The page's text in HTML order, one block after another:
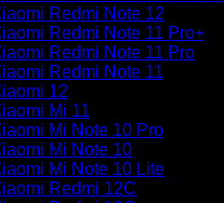
Redmi Note 12
Redmi Note 11 Pro+
Redmi Note 11 Pro
Redmi Note 11
12
Mi 11
Mi Note 10 Pro
Mi Note 10
Mi Note 10 Lite
Redmi 12C